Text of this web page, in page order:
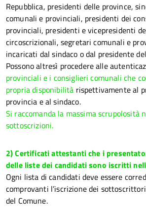
Repubblica, presidenti delle province,
comunali e provinciali, presidenti dei
provinciali, presidenti e vicepresidenti
circoscrizionali, segretari comunali e
incaricati dal sindaco o dal presidente
Possono altresì procedere alle
provinciali e i consiglieri comunali che
propria disponibilità rispettivamente al
provincia e al sindaco.
Si raccomanda la massima scrupolosità
sottoscrizioni.
2) Certificati attestanti che i
delle liste dei candidati sono iscritti
Ogni lista di candidati deve essere
comprovanti l’iscrizione dei
del Comune.